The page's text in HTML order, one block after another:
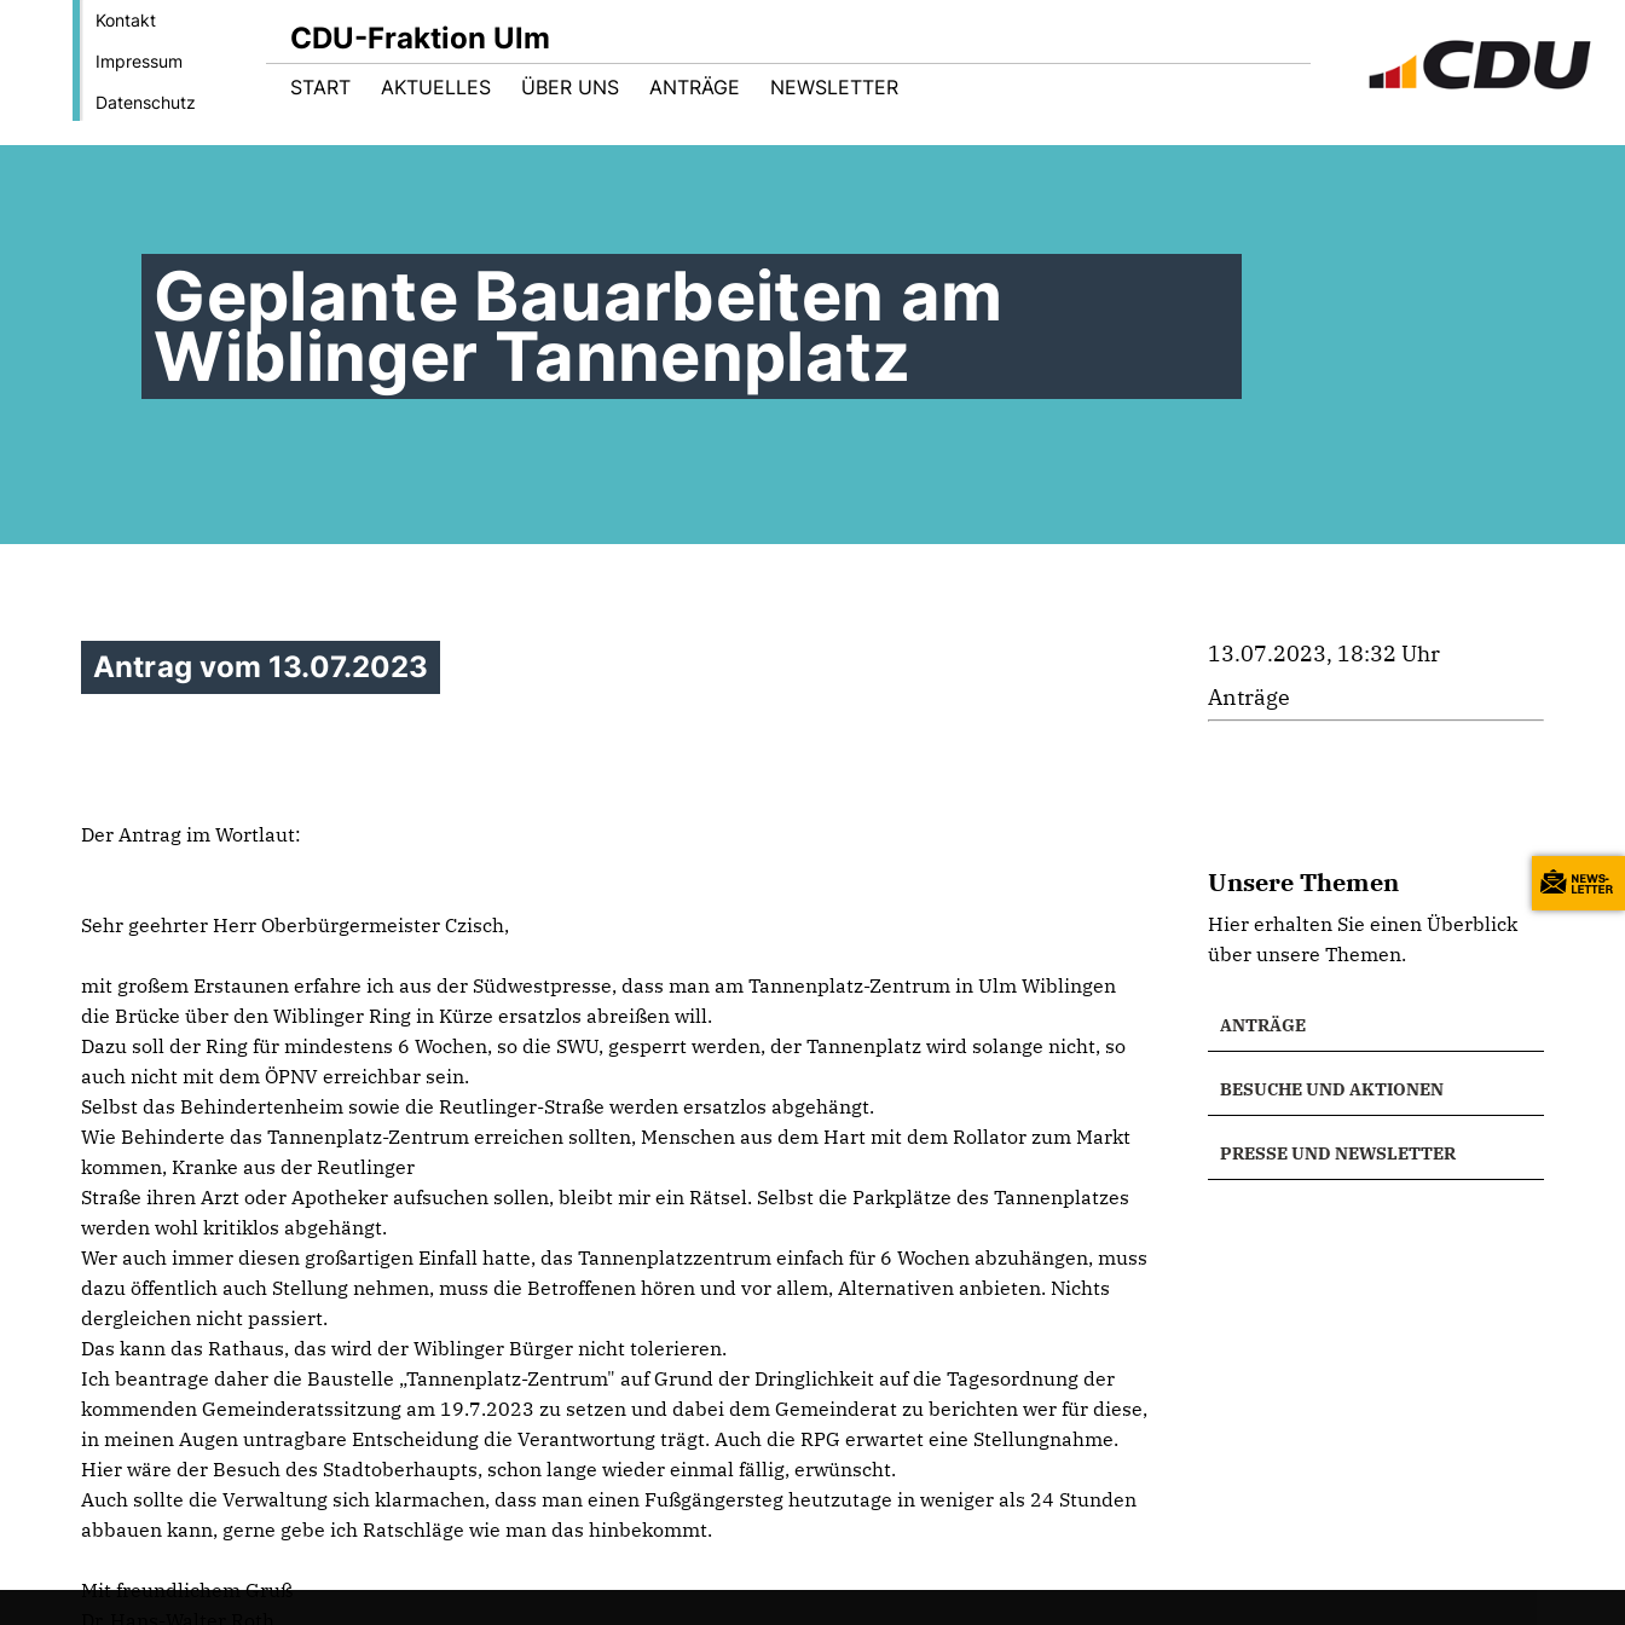
Kontakt
Impressum
Datenschutz
CDU-Fraktion Ulm
START AKTUELLES ÜBER UNS ANTRÄGE NEWSLETTER
Geplante Bauarbeiten am
Wiblinger Tannenplatz
Antrag vom 13.07.2023
Der Antrag im Wortlaut:
Sehr geehrter Herr Oberbürgermeister Czisch,
mit großem Erstaunen erfahre ich aus der Südwestpresse, dass man am Tannenplatz-Zentrum in Ulm Wiblingen
die Brücke über den Wiblinger Ring in Kürze ersatzlos abreißen will.
Dazu soll der Ring für mindestens 6 Wochen, so die SWU, gesperrt werden, der Tannenplatz wird solange nicht, so
auch nicht mit dem ÖPNV erreichbar sein.
Selbst das Behindertenheim sowie die Reutlinger-Straße werden ersatzlos abgehängt.
Wie Behinderte das Tannenplatz-Zentrum erreichen sollten, Menschen aus dem Hart mit dem Rollator zum Markt
kommen, Kranke aus der Reutlinger
Straße ihren Arzt oder Apotheker aufsuchen sollen, bleibt mir ein Rätsel. Selbst die Parkplätze des Tannenplatzes
werden wohl kritiklos abgehängt.
Wer auch immer diesen großartigen Einfall hatte, das Tannenplatzzentrum einfach für 6 Wochen abzuhängen, muss
dazu öffentlich auch Stellung nehmen, muss die Betroffenen hören und vor allem, Alternativen anbieten. Nichts
dergleichen nicht passiert.
Das kann das Rathaus, das wird der Wiblinger Bürger nicht tolerieren.
Ich beantrage daher die Baustelle „Tannenplatz-Zentrum" auf Grund der Dringlichkeit auf die Tagesordnung der
kommenden Gemeinderatssitzung am 19.7.2023 zu setzen und dabei dem Gemeinderat zu berichten wer für diese,
in meinen Augen untragbare Entscheidung die Verantwortung trägt. Auch die RPG erwartet eine Stellungnahme.
Hier wäre der Besuch des Stadtoberhaupts, schon lange wieder einmal fällig, erwünscht.
Auch sollte die Verwaltung sich klarmachen, dass man einen Fußgängersteg heutzutage in weniger als 24 Stunden
abbauen kann, gerne gebe ich Ratschläge wie man das hinbekommt.
Mit freundlichem Gruß
13.07.2023, 18:32 Uhr
Anträge
Unsere Themen
Hier erhalten Sie einen Überblick
über unsere Themen.
ANTRÄGE
BESUCHE UND AKTIONEN
PRESSE UND NEWSLETTER